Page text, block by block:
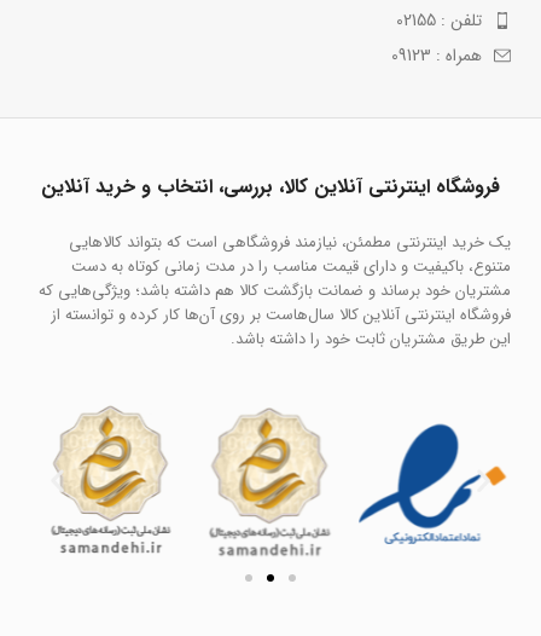
تلفن : 02155
همراه : 09123
فروشگاه اینترنتی آنلاین کالا، بررسی، انتخاب و خرید آنلاین
یک خرید اینترنتی مطمئن، نیازمند فروشگاهی است که بتواند کالاهایی
متنوع، باکیفیت و دارای قیمت مناسب را در مدت زمانی کوتاه به دست
مشتریان خود برساند و ضمانت بازگشت کالا هم داشته باشد؛ ویژگی‌هایی که
فروشگاه اینترنتی آنلاین کالا سال‌هاست بر روی آن‌ها کار کرده و توانسته از
این طریق مشتریان ثابت خود را داشته باشد.